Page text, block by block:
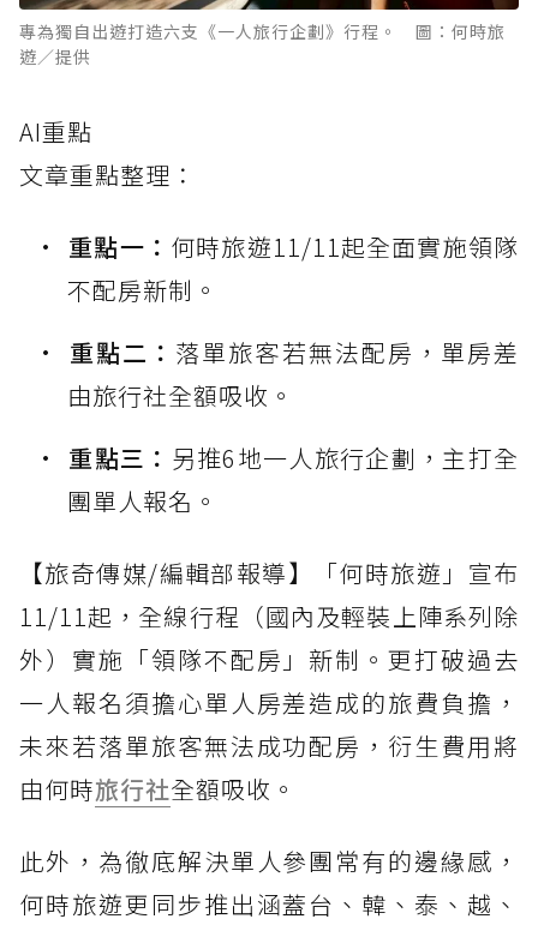
專為獨自出遊打造六支《一人旅行企劃》行程。 圖：何時旅
遊／提供
AI重點
文章重點整理：
重點一： 何時旅遊11/11起全面實施領隊
不配房新制。
重點二： 落單旅客若無法配房，單房差
由旅行社全額吸收。
重點三： 另推6地一人旅行企劃，主打全
團單人報名。
【旅奇傳媒/編輯部報導】「何時旅遊」宣布
11/11起，全線行程（國內及輕裝上陣系列除
外）實施「領隊不配房」新制。更打破過去
一人報名須擔心單人房差造成的旅費負擔，
未來若落單旅客無法成功配房，衍生費用將
由何時旅行社全額吸收。
此外，為徹底解決單人參團常有的邊緣感，
何時旅遊更同步推出涵蓋台、韓、泰、越、